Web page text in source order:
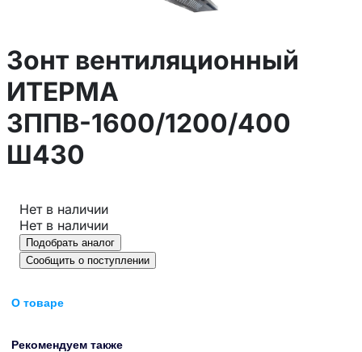
Зонт вентиляционный
ИТЕРМА
ЗППВ-1600/1200/400
Ш430
Нет в наличии
Нет в наличии
Подобрать аналог
Сообщить о поступлении
О товаре
Рекомендуем также